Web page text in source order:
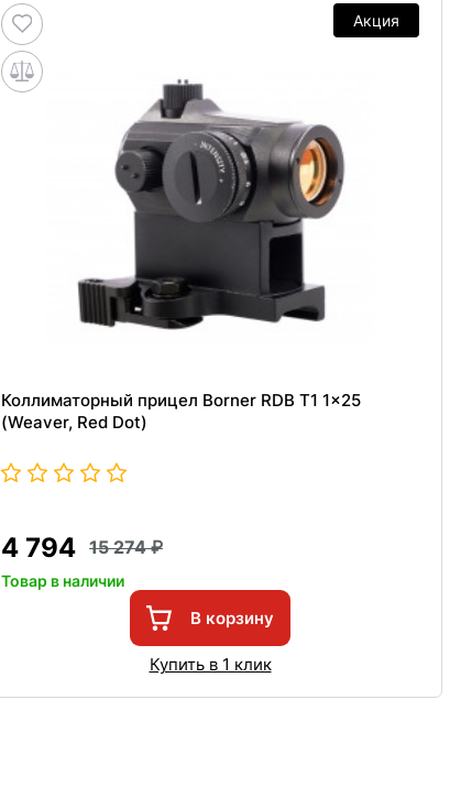
Акция
Коллиматорный прицел Borner RDB T1 1x25
(Weaver, Red Dot)
4 794 15 274
Товар в наличии
В корзину
Купить в 1 клик